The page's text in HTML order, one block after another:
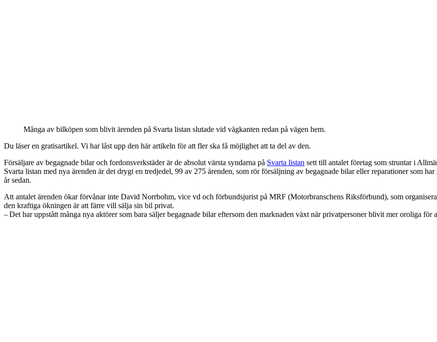
Många av bilköpen som blivit ärenden på Svarta listan slutade vid vägkanten redan på vägen hem.
Du läser en gratisartikel. Vi har låst upp den här artikeln för att fler ska få möjlighet att ta del av den.
Försäljare av begagnade bilar och fordonsverkstäder är de absolut värsta syndarna på Svarta listan sett till antalet företag som struntar i
Svarta listan med nya ärenden är det drygt en tredjedel, 99 av 275 ärenden, som rör försäljning av begagnade bilar eller reparationer som
år sedan.
Att antalet ärenden ökar förvånar inte David Norrbohm, vice vd och förbundsjurist på MRF (Motorbranschens Riksförbund), som
den kraftiga ökningen är att färre vill sälja sin bil privat.
– Det har uppstått många nya aktörer som bara säljer begagnade bilar eftersom den marknaden växt när privatpersoner blivit mer oroliga för